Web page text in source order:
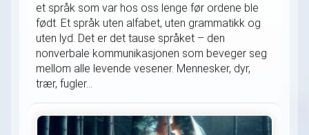
et språk som var hos oss lenge før ordene ble
født. Et språk uten alfabet, uten grammatikk og
uten lyd. Det er det tause språket – den
nonverbale kommunikasjonen som beveger seg
mellom alle levende vesener. Mennesker, dyr,
trær, fugler...